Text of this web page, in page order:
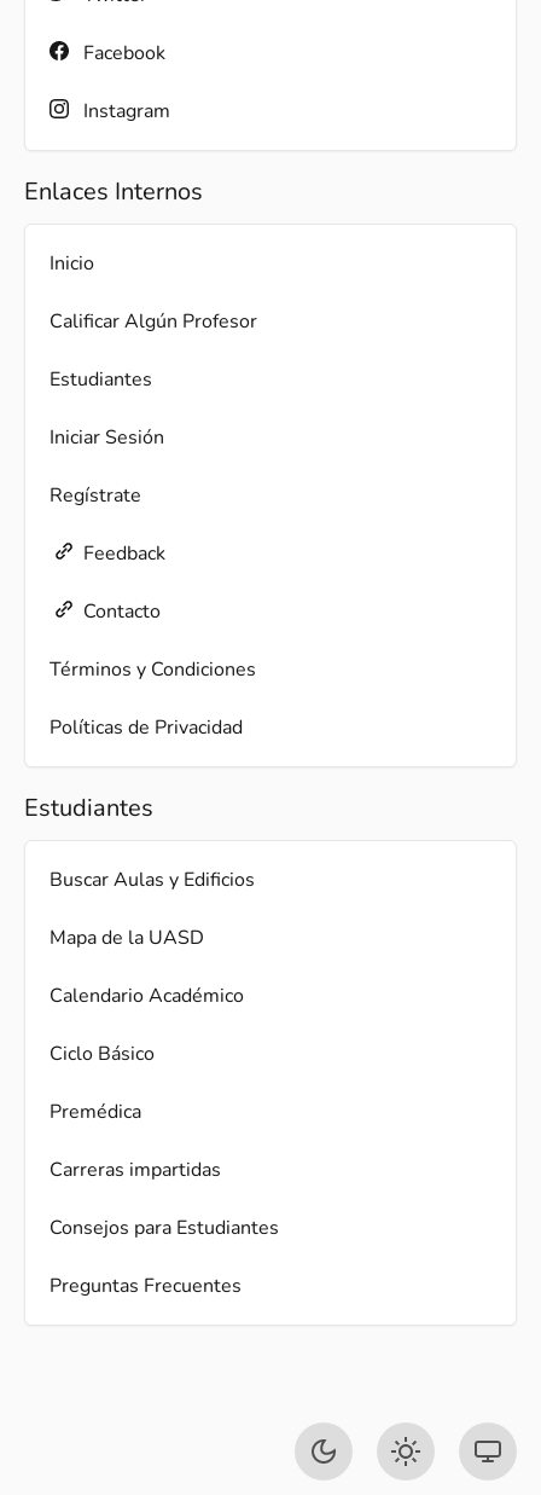
Facebook
Instagram
Enlaces Internos
Inicio
Calificar Algún Profesor
Estudiantes
Iniciar Sesión
Regístrate
Feedback
Contacto
Términos y Condiciones
Políticas de Privacidad
Estudiantes
Buscar Aulas y Edificios
Mapa de la UASD
Calendario Académico
Ciclo Básico
Premédica
Carreras impartidas
Consejos para Estudiantes
Preguntas Frecuentes